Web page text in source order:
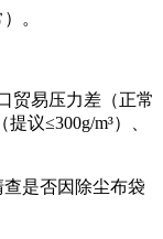
。
贸易压力差（正常
议≤300g/m³）、
是否因除尘布袋